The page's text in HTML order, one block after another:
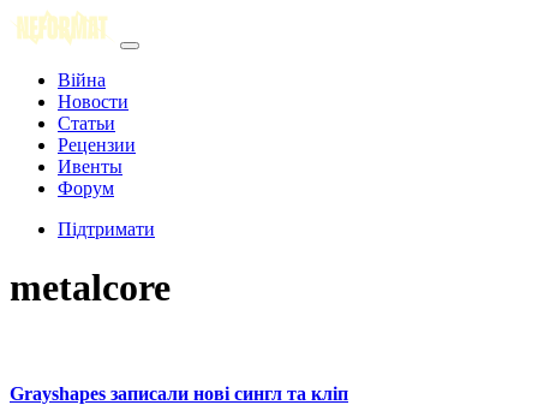
Війна
Новости
Статьи
Рецензии
Ивенты
Форум
Підтримати
metalcore
Grayshapes записали нові сингл та кліп